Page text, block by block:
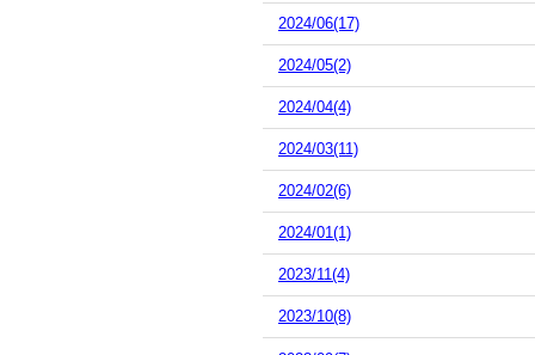
2024/06(17)
2024/05(2)
2024/04(4)
2024/03(11)
2024/02(6)
2024/01(1)
2023/11(4)
2023/10(8)